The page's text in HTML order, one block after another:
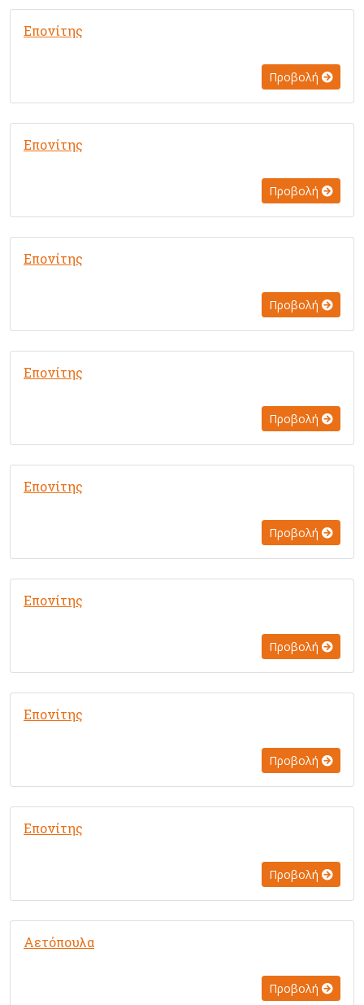
Επονίτης
Προβολή
Επονίτης
Προβολή
Επονίτης
Προβολή
Επονίτης
Προβολή
Επονίτης
Προβολή
Επονίτης
Προβολή
Επονίτης
Προβολή
Επονίτης
Προβολή
Αετόπουλα
Προβολή